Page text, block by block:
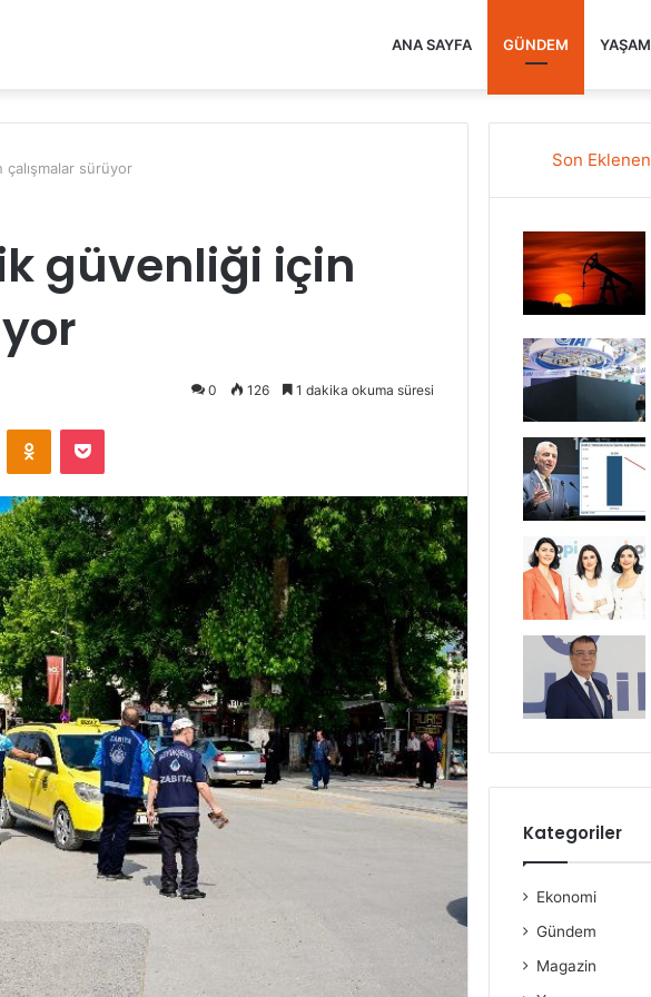
ANA SAYFA GÜNDEM YAŞAM
çalışmalar sürüyor
güvenliği için
0 126 1 dakika okuma süresi
Odnoklassniki
Pocket
Son Eklenen
Kategoriler
Ekonomi
Gündem
Magazin